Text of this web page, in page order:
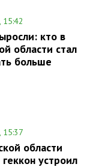
15:42
кто в
области стал
больше
15:37
области
устроил